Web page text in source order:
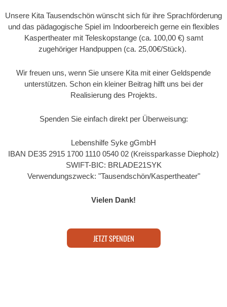
Unsere Kita Tausendschön wünscht sich für ihre Sprachförderung
und das pädagogische Spiel im Indoorbereich gerne ein flexibles
Kaspertheater mit Teleskopstange (ca. 100,00 €) samt
zugehöriger Handpuppen (ca. 25,00€/Stück).
Wir freuen uns, wenn Sie unsere Kita mit einer Geldspende
unterstützen. Schon ein kleiner Beitrag hilft uns bei der
Realisierung des Projekts.
Spenden Sie einfach direkt per Überweisung:
Lebenshilfe Syke gGmbH
IBAN DE35 2915 1700 1110 0540 02 (Kreissparkasse Diepholz)
SWIFT-BIC: BRLADE21SYK
Verwendungszweck: "Tausendschön/Kaspertheater"
Vielen Dank!
JETZT SPENDEN